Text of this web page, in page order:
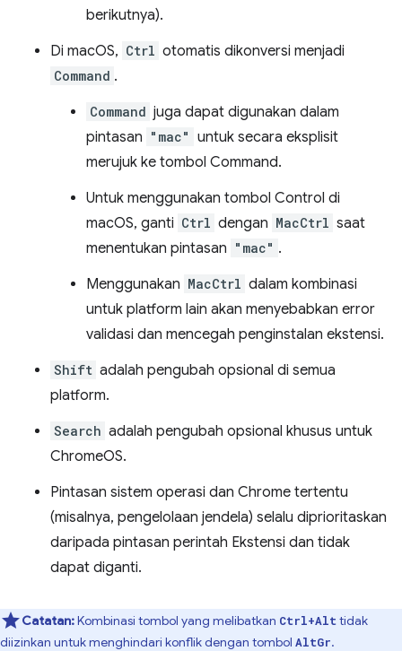
berikutnya).
Di macOS, Ctrl otomatis dikonversi menjadi
Command .
Command juga dapat digunakan dalam
pintasan "mac" untuk secara eksplisit
merujuk ke tombol Command.
Untuk menggunakan tombol Control di
macOS, ganti Ctrl dengan MacCtrl saat
menentukan pintasan "mac" .
Menggunakan MacCtrl dalam kombinasi
untuk platform lain akan menyebabkan error
validasi dan mencegah penginstalan ekstensi.
Shift adalah pengubah opsional di semua
platform.
Search adalah pengubah opsional khusus untuk
ChromeOS.
Pintasan sistem operasi dan Chrome tertentu
(misalnya, pengelolaan jendela) selalu diprioritaskan
daripada pintasan perintah Ekstensi dan tidak
dapat diganti.
Catatan:Kombinasi tombol yang melibatkan Ctrl+Alt tidak
diizinkan untuk menghindari konflik dengan tombol AltGr.